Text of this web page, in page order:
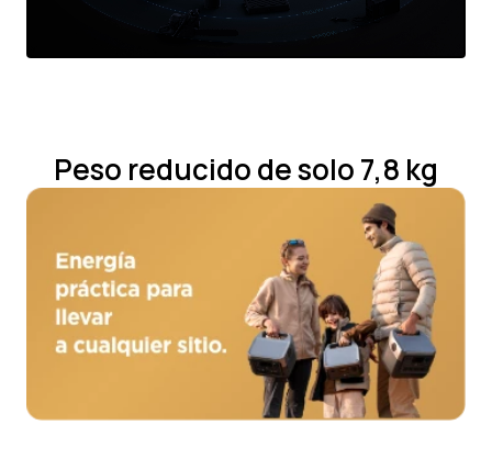
Peso reducido de solo 7,8 kg